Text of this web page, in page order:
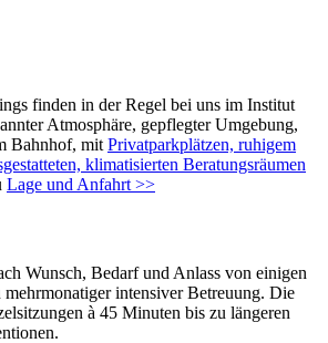
finden in der Regel bei uns im Institut
Atmosphäre, gepflegter Umgebung,
Bahnhof, mit Privatparkplätzen, ruhigem
klimatisierten Beratungsräumen
Lage und Anfahrt >>
Wunsch, Bedarf und Anlass von einigen
intensiver Betreuung. Die
à 45 Minuten bis zu längeren